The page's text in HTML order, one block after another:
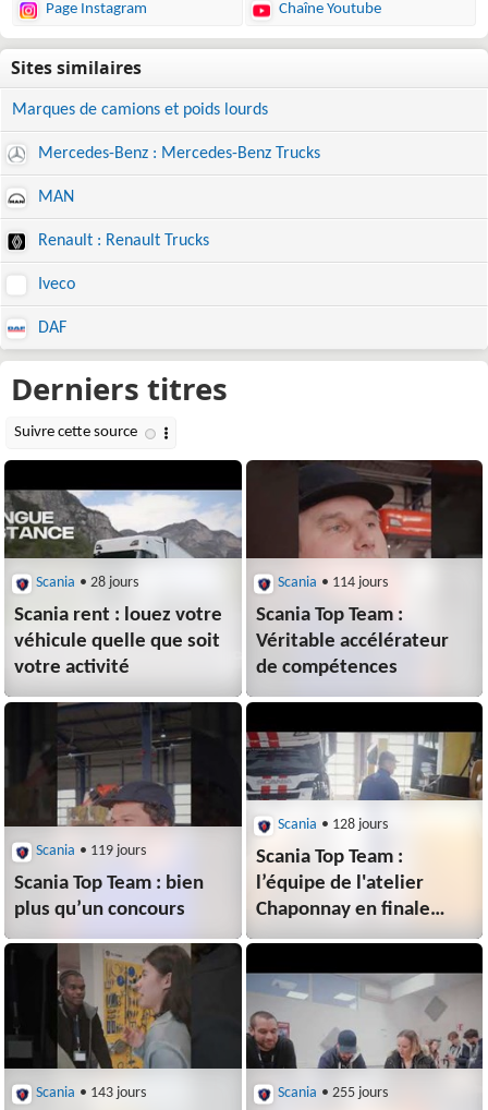
Page Instagram Chaîne Youtube
Marques de camions et poids lourds
Mercedes-Benz : Mercedes-Benz Trucks
MAN
Renault : Renault Trucks
Iveco
DAF
Scania • 28 jours
Scania rent : louez votre
véhicule quelle que soit
votre activité
Scania • 114 jours
Scania Top Team :
Véritable accélérateur
de compétences
Scania • 119 jours
Scania Top Team : bien
plus qu’un concours
Scania • 128 jours
Scania Top Team :
l’équipe de l'atelier
Chaponnay en finale
mondiale !
Scania • 143 jours Scania • 255 jours